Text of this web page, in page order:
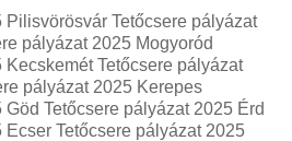
Pilisvörösvár Tetőcsere pályázat
pályázat 2025 Mogyoród
Tetőcsere pályázat
pályázat 2025 Kerepes
Tetőcsere pályázat 2025 Érd
Tetőcsere pályázat 2025